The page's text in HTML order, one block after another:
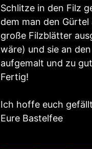
Schlitze in den Filz
dem man den
große Filzblätter
wäre) und sie an
aufgemalt und zu
Fertig!
Ich hoffe euch
Eure Bastelfee